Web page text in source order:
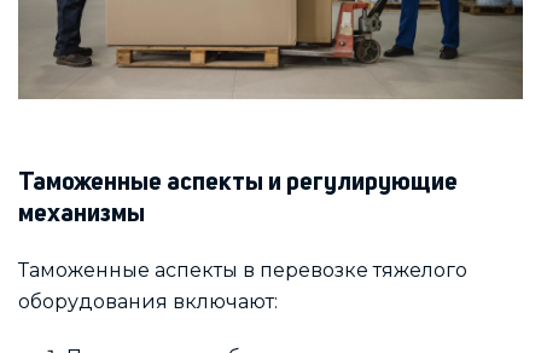
Таможенные аспекты и регулирующие
механизмы
Таможенные аспекты в перевозке тяжелого
оборудования включают: